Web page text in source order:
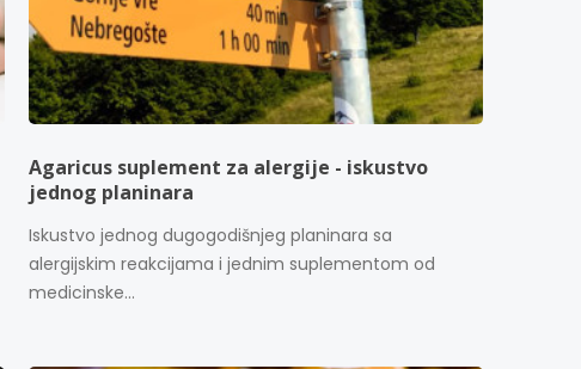
Agaricus suplement za alergije - iskustvo
jednog planinara
Iskustvo jednog dugogodišnjeg planinara sa
alergijskim reakcijama i jednim suplementom od
medicinske...